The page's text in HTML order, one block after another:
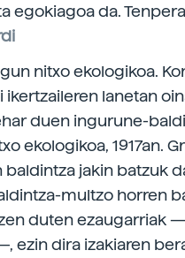
egokiagoa da.
nitxo ekologikoa.
ikertzaileren lanetan
duen ingurune-
ekologikoa, 1917an.
jakin batzuk
multzo horren
duten ezaugarriak
ezin dira izakiaren